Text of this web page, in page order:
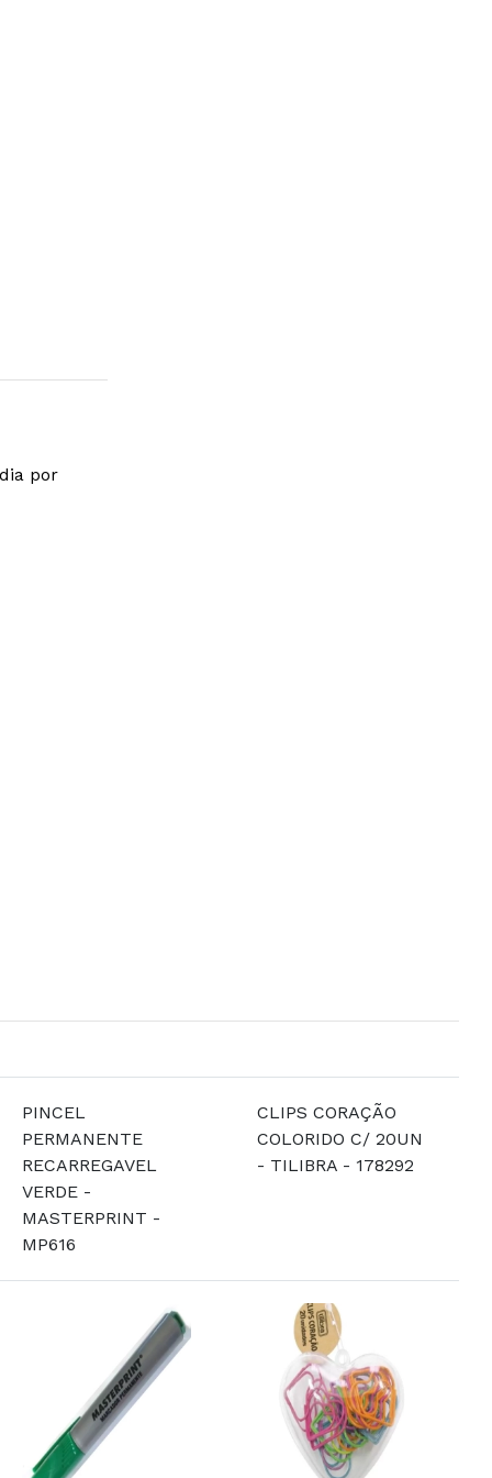
por
PINCEL
PERMANENTE
RECARREGAVEL
VERDE -
MASTERPRINT -
MP616
CLIPS CORAÇÃO
COLORIDO C/ 20UN
- TILIBRA - 178292